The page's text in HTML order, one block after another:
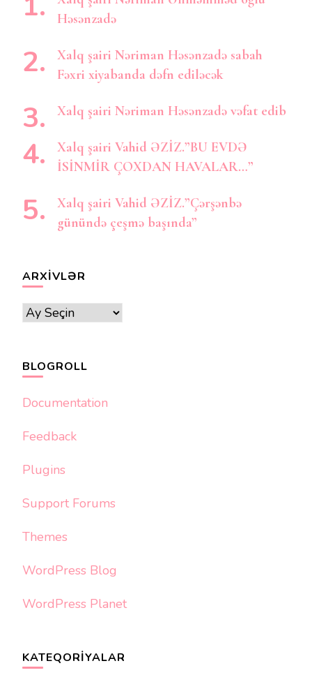
Həsənzadə
Xalq şairi Nəriman Həsənzadə sabah
Fəxri xiyabanda dəfn ediləcək
Xalq şairi Nəriman Həsənzadə vəfat edib
Xalq şairi Vahid ƏZİZ.”BU EVDƏ
İSİNMİR ÇOXDAN HAVALAR…”
Xalq şairi Vahid ƏZİZ.”Çərşənbə
günündə çeşmə başında”
ARXIVLƏR
Arxivlər
BLOGROLL
Documentation
Feedback
Plugins
Support Forums
Themes
WordPress Blog
WordPress Planet
KATEQORIYALAR